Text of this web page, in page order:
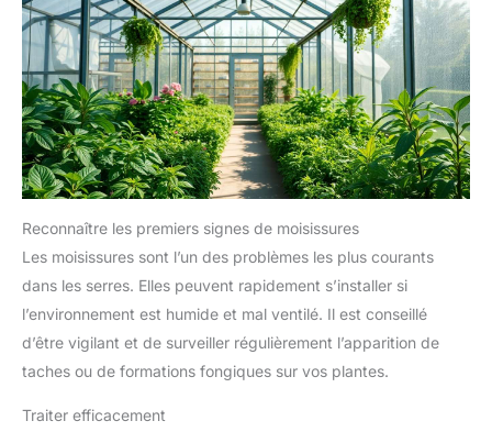
Reconnaître les premiers signes de moisissures
Les moisissures sont l’un des problèmes les plus courants
dans les serres. Elles peuvent rapidement s’installer si
l’environnement est humide et mal ventilé. Il est conseillé
d’être vigilant et de surveiller régulièrement l’apparition de
taches ou de formations fongiques sur vos plantes.
Traiter efficacement